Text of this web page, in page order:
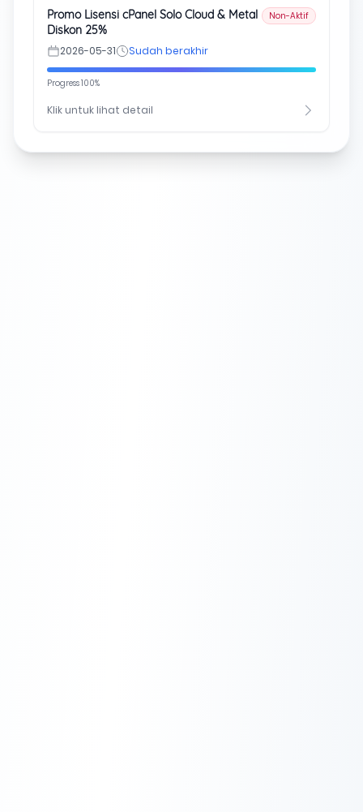
Promo Lisensi cPanel Solo Cloud & Metal
Diskon 25%
Non-Aktif
2026-05-31 Sudah berakhir
Progress 100%
Klik untuk lihat detail